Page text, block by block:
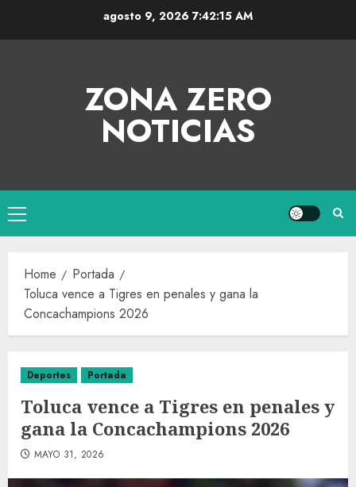
agosto 9, 2026 7:42:16 AM
ZONA ZERO
NOTICIAS
Home
Portada
Toluca vence a Tigres en penales y gana la
Concachampions 2026
Deportes Portada
Toluca vence a Tigres en penales y
gana la Concachampions 2026
MAYO 31, 2026